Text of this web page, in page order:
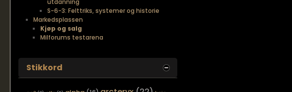
utdanning
S-6-3: Felttriks, systemer og historie
Markedsplassen
Kjøp og salg
Milforums testarena
Stikkord